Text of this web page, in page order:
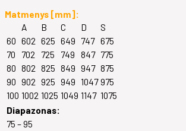
Matmenys [mm]:
A
B C D
S
60 602 625 649 747 675
70
702 725 749 847 775
80 802 825 849 947 875
90 902 925 949 1047 975
100 1002 1025 1049 1147 1075
Diapazonas:
75 – 95